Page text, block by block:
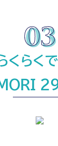
くらく